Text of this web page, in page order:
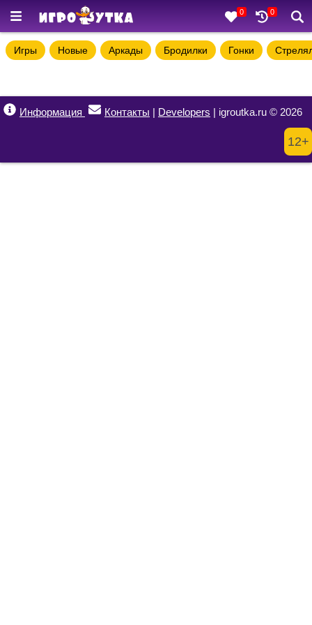
0 0
Игры Новые Аркады Бродилки Гонки
Информация Контакты | Developers | igroutka.ru © 2026
12+